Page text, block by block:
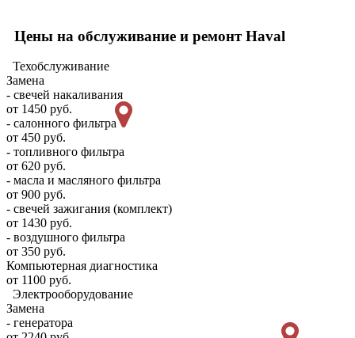
Цены на обслуживание и ремонт Haval
Техобслуживание
Замена
- свечей накаливания
от 1450 руб.
- салонного фильтра
от 450 руб.
- топливного фильтра
от 620 руб.
- масла и масляного фильтра
от 900 руб.
- свечей зажигания (комплект)
от 1430 руб.
- воздушного фильтра
от 350 руб.
Компьютерная диагностика
от 1100 руб.
Электрооборудование
Замена
- генератора